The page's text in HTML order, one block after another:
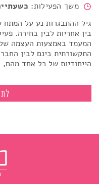
משך הפעילות:
גיל ההתבגרות נע על המתח
בין אחריות לבין בחירה.
המעמד באמצעות העצמה
התקשורתית בינם לבין
הייחודיות של כל אחד